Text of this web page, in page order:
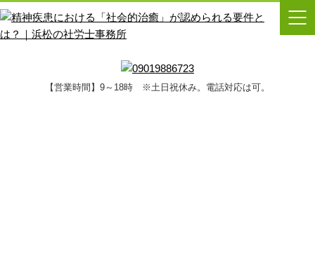
【営業時間】9～18時 ※土日祝休み。電話対応は可。